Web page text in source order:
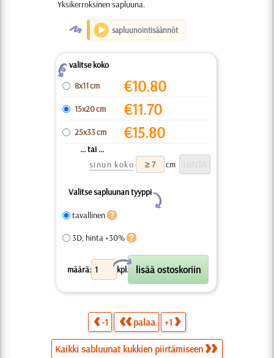
Yksikerroksinen sapluuna.
O sapluunointisäännöt
Zvalitse koko
8x11 cm
€10.80
15x20 cm €11.70
25x33 cm €15.80
... tai ...
sinun koko
cm
Valitse sapluunan tyyppi
Y
tavallinen
3D, hinta +30%
määrä: kpl.
X
-1 palaa +1
Kaikki sabluunat kukkien piirtämiseen